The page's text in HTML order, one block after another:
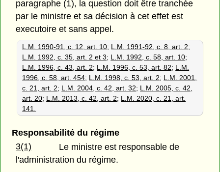
paragraphe (1), la question doit être tranchée
par le ministre et sa décision à cet effet est
executoire et sans appel.
L.M. 1990-91, c. 12, art. 10; L.M. 1991-92, c. 8, art. 2;
L.M. 1992, c. 35, art. 2 et 3; L.M. 1992, c. 58, art. 10;
L.M. 1996, c. 43, art. 2; L.M. 1996, c. 53, art. 82; L.M.
1996, c. 58, art. 454; L.M. 1998, c. 53, art. 2; L.M. 2001,
c. 21, art. 2; L.M. 2004, c. 42, art. 32; L.M. 2005, c. 42,
art. 20; L.M. 2013, c. 42, art. 2; L.M. 2020, c. 21, art.
141.
Responsabilité du régime
3(1)
Le ministre est responsable de
l'administration du régime.